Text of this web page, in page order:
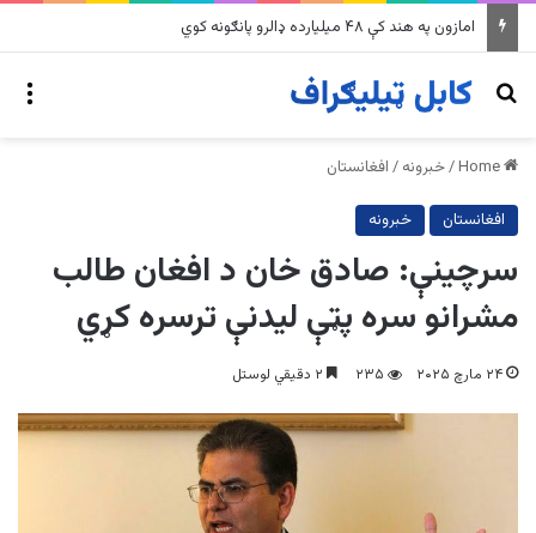
په وینزویلا کې زورورو زلزلو پراخ زیانونه اړولي
Search for
/خبرونه / افغانستان
افغانستان خبرونه
سرچینې: صادق خان د افغان طالب
مشرانو سره پټې لیدنې ترسره کړي
۲۴ مارچ ۲۰۲۵ ۲۳۵